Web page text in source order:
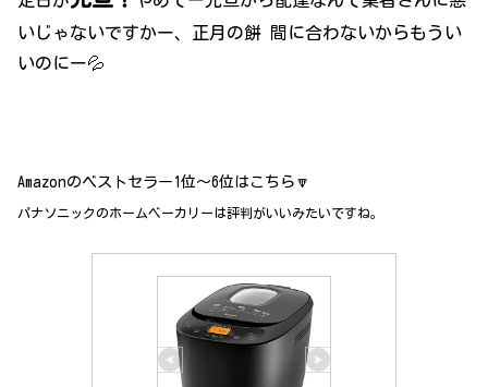
いじゃないですかー、正月の餅 間に合わないからもうい
いのにー💦
Amazonのベストセラー1位～6位はこちら🔽
パナソニックのホームベーカリーは評判がいいみたいですね。